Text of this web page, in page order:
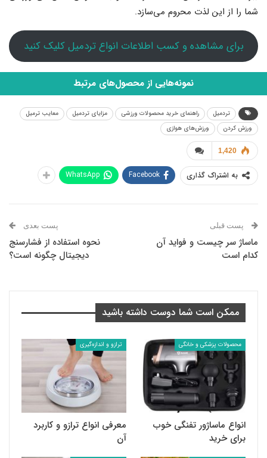
شما را از این لذت محروم می‌سازد.
برای مشاهده و کسب اطلاعات انواع تردمیل کلیک کنید
نمونه‌هایی از محصول‌های مرتبط
تردمیل راهنمای خرید محصولات ورزشی مزایای تردمیل
معایب ترمیل
ورزش کردن
ورزش‌های هوازی
1,420
به اشتراک گذاری Facebook
WhatsApp
پست قبلی
ماساژ سر چیست و فواید آن
کدام است
پست بعدی
نحوه استفاده از فشارسنج
دیجیتال چگونه است؟
ممکن است شما دوست داشته باشید
محصولات پزشکی و خانگی
انواع ماساژور تفنگی خوب
برای خرید
ترازو و اندازه‌گیری
معرفی انواع ترازو و کاربرد
آن